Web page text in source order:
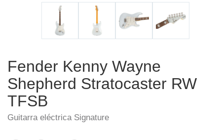
Fender Kenny Wayne
Shepherd Stratocaster RW
TFSB
Guitarra eléctrica Signature